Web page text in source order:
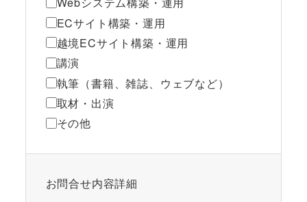
ECサイト構築・運用
越境ECサイト構築・運用
講演
執筆（書籍、雑誌、ウェブなど）
取材・出演
その他
お問合せ内容詳細